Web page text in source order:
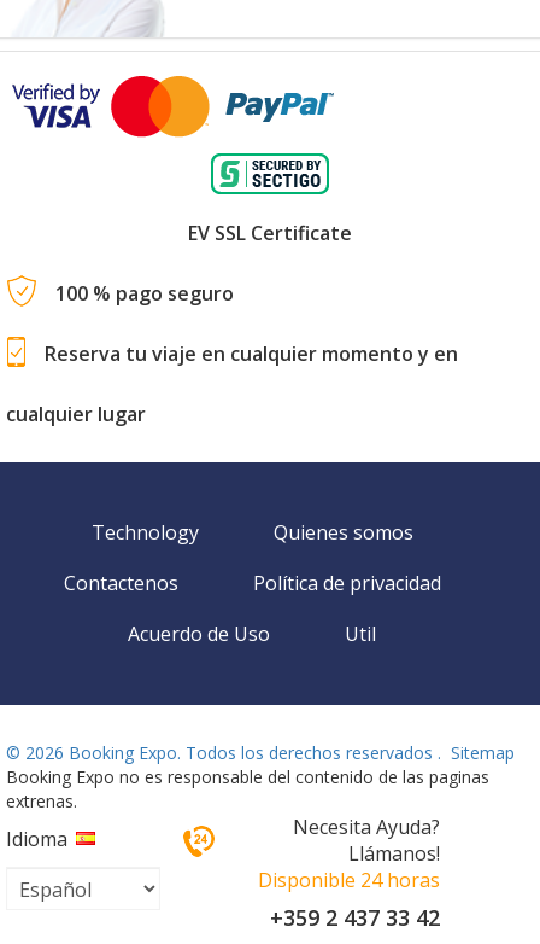
EV SSL Certificate
100 % pago seguro
Reserva tu viaje en cualquier momento y en
cualquier lugar
Technology
Quienes somos
Contactenos
Política de privacidad
Acuerdo de Uso
Util
© 2026 Booking Expo. Todos los derechos reservados . Sitemap
Booking Expo no es responsable del contenido de las paginas
extrenas.
Idioma
Necesita Ayuda?
Llámanos!
Disponible 24 horas
+359 2 437 33 42